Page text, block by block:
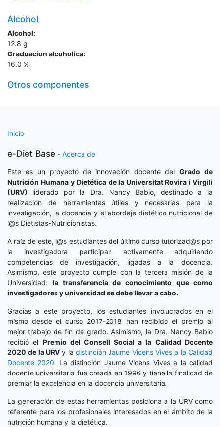
Alcohol
Alcohol:
12.8 g
Graduacion alcoholica:
16.0 %
Otros componentes
Inicio
e-Diet Base - Acerca de
Este es un proyecto de innovación docente delGrado de
Nutrición Humana y Dietética de la Universitat Rovira i Virgili
(URV) liderado por la Dra. Nancy Babio, destinado a la
realización de herramientas útiles y necesarias para la
investigación, la docencia y el abordaje dietético nutricional de
l@s Dietistas-Nutricionistas.
A raíz de este, l@s estudiantes del último curso tutorizad@s por
la investigadora participan activamente adquiriendo
competencias de investigación, ligadas a la docencia.
Asimismo, este proyecto cumple con la tercera misión de la
Universidad: la transferencia de conocimiento que como
investigadores y universidad se debe llevar a cabo.
Gracias a este proyecto, los estudiantes involucrados en el
mismo desde el curso 2017-2018 han recibido el premio al
mejor trabajo de fin de grado. Asimismo, la Dra. Nancy Babio
recibió el Premio del Consell Social a la Calidad Docente
2020 de la URV y ladistinción Jaume Vicens Vives a la Calidad
Docente 2020. La distinción Jaume Vicens Vives a la calidad
docente universitaria fue creada en 1996 y tiene la finalidad de
premiar la excelencia en la docencia universitaria.
La generación de estas herramientas posiciona a la URV como
referente para los profesionales interesados en el ámbito de la
nutrición humana y la dietética.